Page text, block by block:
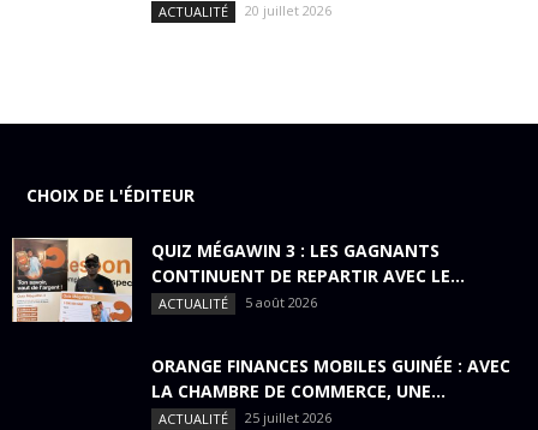
ACTUALITÉ 20 juillet 2026
CHOIX DE L'ÉDITEUR
QUIZ MÉGAWIN 3 : LES GAGNANTS
CONTINUENT DE REPARTIR AVEC LE...
ACTUALITÉ 5 août 2026
ORANGE FINANCES MOBILES GUINÉE : AVEC
LA CHAMBRE DE COMMERCE, UNE...
ACTUALITÉ 25 juillet 2026